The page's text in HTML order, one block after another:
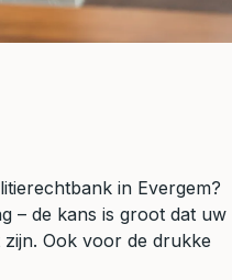
in Evergem?
– de kans is groot dat uw
Ook voor de drukke